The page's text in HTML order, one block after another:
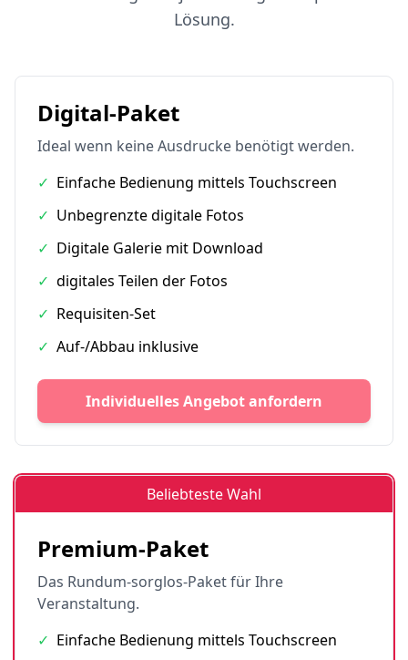
Lösung.
Digital-Paket
Ideal wenn keine Ausdrucke benötigt werden.
✓ Einfache Bedienung mittels Touchscreen
✓ Unbegrenzte digitale Fotos
✓ Digitale Galerie mit Download
✓ digitales Teilen der Fotos
✓ Requisiten-Set
✓ Auf-/Abbau inklusive
Individuelles Angebot anfordern
Beliebteste Wahl
Premium-Paket
Das Rundum-sorglos-Paket für Ihre
Veranstaltung.
✓ Einfache Bedienung mittels Touchscreen